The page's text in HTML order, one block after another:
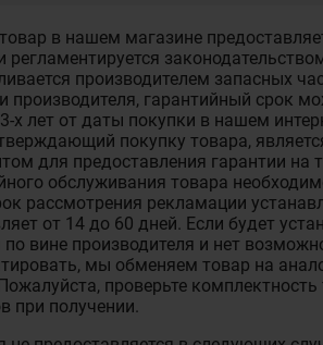
в нашем магазине
регламентируется
производителем запасных
производителя, гарантийный срок
х лет от даты покупки в нашем
покупку товара,
для предоставления гарантии на
обслуживания товара
рассмотрения рекламации
от 14 до 60 дней. Если будет
по вине производителя и нет
мы обменяем товар на
проверьте комплектность
при получении.